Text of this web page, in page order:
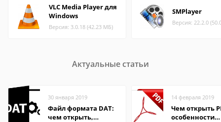
VLC Media Player для
Windows
Версия: 3.0.18 (42.23 МБ)
SMPlayer
Версия: 22.2.0
Актуальные статьи
30 января 2019
Файл формата DAT:
чем открыть,
14 февраля 2019
Чем открыть
особенности